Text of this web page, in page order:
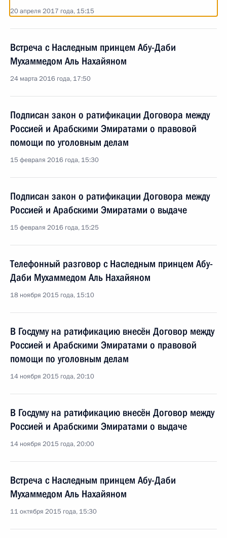
20 апреля 2017 года, 15:15
Встреча с Наследным принцем Абу-Даби
Мухаммедом Аль Нахайяном
24 марта 2016 года, 17:50
Подписан закон о ратификации Договора между
Россией и Арабскими Эмиратами о правовой
помощи по уголовным делам
15 февраля 2016 года, 15:30
Подписан закон о ратификации Договора между
Россией и Арабскими Эмиратами о выдаче
15 февраля 2016 года, 15:25
Телефонный разговор с Наследным принцем Абу-
Даби Мухаммедом Аль Нахайяном
18 ноября 2015 года, 15:10
В Госдуму на ратификацию внесён Договор между
Россией и Арабскими Эмиратами о правовой
помощи по уголовным делам
14 ноября 2015 года, 20:10
В Госдуму на ратификацию внесён Договор между
Россией и Арабскими Эмиратами о выдаче
14 ноября 2015 года, 20:00
Встреча с Наследным принцем Абу-Даби
Мухаммедом Аль Нахайяном
11 октября 2015 года, 15:30